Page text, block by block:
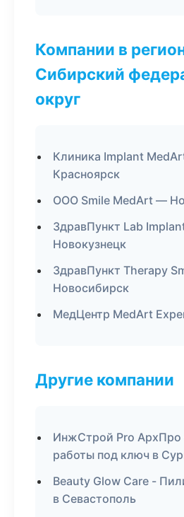
Компании в
Сибирский
округ
Клиника Implant
Красноярск
ООО Smile MedArt —
ЗдравПункт Lab
Новокузнецк
ЗдравПункт Therapy
Новосибирск
МедЦентр MedArt
Другие компании
ИнжСтрой Pro АрхПро
работы под ключ в
Beauty Glow Care -
в Севастополь